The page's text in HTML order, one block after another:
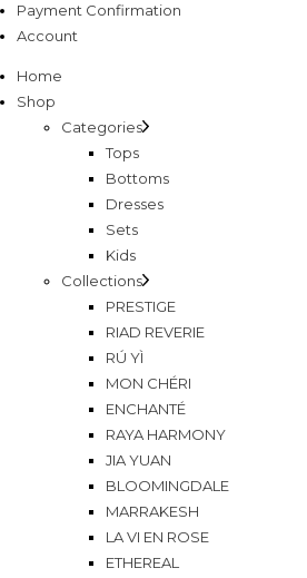
Payment Confirmation
Account
Home
Shop
Categories
Tops
Bottoms
Dresses
Sets
Kids
Collections
PRESTIGE
RIAD REVERIE
RÚ YÌ
MON CHÉRI
ENCHANTÉ
RAYA HARMONY
JIA YUAN
BLOOMINGDALE
MARRAKESH
LA VI EN ROSE
ETHEREAL